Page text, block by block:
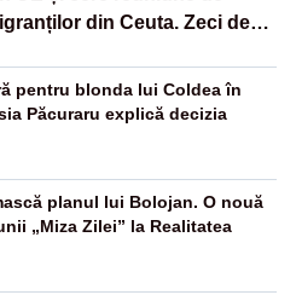
din Ceuta. Zeci de
pentru blonda lui Coldea în
Păcuraru explică decizia
planul lui Bolojan. O nouă
„Miza Zilei” la Realitatea